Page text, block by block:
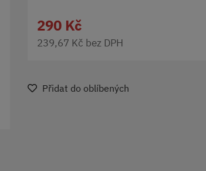
290 Kč
239,67 Kč bez DPH
Přidat do oblíbených